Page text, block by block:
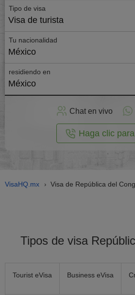
Tipo de visa
Visa de turista
Tu nacionalidad
México
residiendo en
México
Chat en vivo
Haga clic
VisaHQ.mx › Visa de República del
Tipos de visa
Tourist eVisa Business eVisa